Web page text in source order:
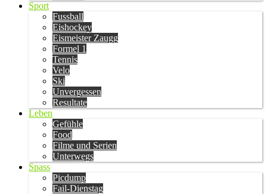
Sport
Fussball
Eishockey
Eismeister Zaugg
Formel 1
Tennis
Velo
Ski
Unvergessen
Resultate
Leben
Gefühle
Food
Filme und Serien
Unterwegs
Spass
Picdump
Fail-Dienstag